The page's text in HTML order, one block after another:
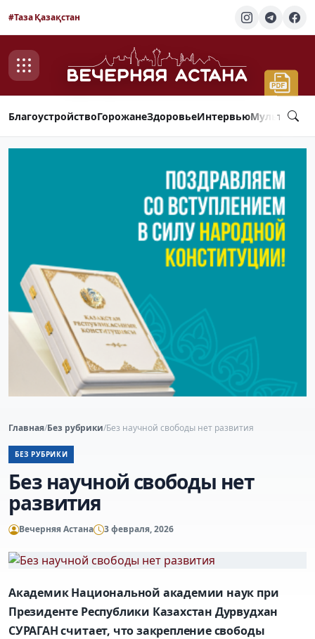
#Таза Қазақстан
БлагоустройствоГорожанеЗдоровьеИнтервью
Главная/Без рубрики/Без научной свободы нет развития
БЕЗ РУБРИКИ
Без научной свободы нет
развития
Вечерняя Астана 3 февраля, 2026
Академик Национальной академии наук при
Президенте Республики Казахстан Дурвудхан
СУРАГАН считает, что закрепление свободы